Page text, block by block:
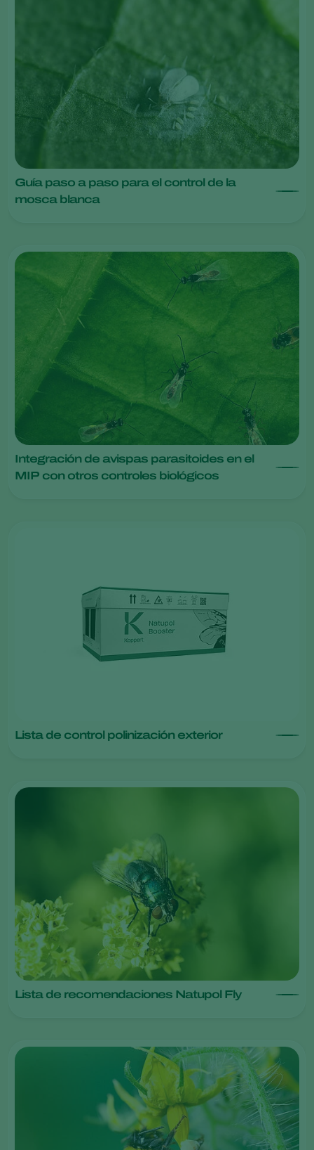
Guía paso a paso para el control de la
mosca blanca
Integración de avispas parasitoides en el
MIP con otros controles biológicos
Lista de control polinización exterior
Lista de recomendaciones Natupol Fly